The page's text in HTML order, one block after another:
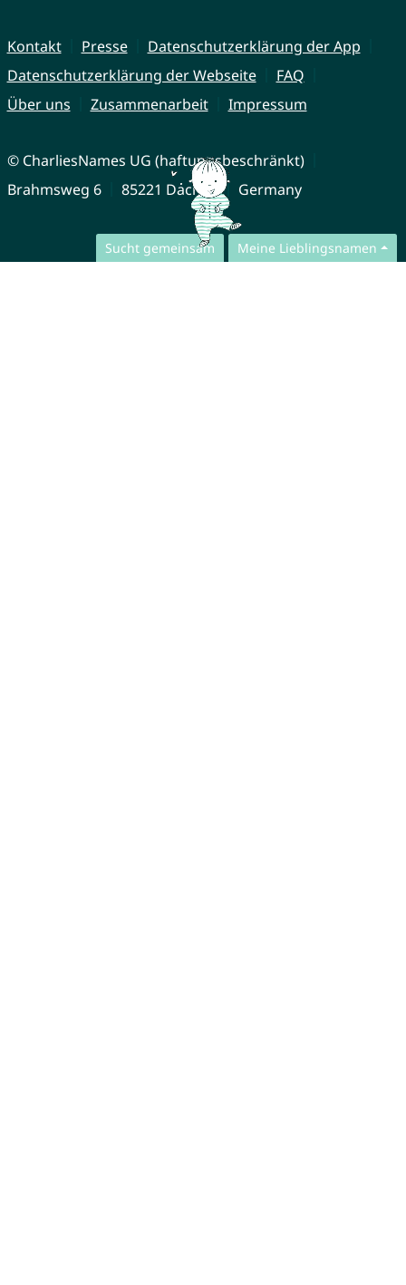
Sucht gemeinsam Meine Lieblingsnamen
Kontakt Presse
Datenschutzerklärung der App
Datenschutzerklärung der Webseite
FAQ
Über uns
Zusammenarbeit Impressum
© CharliesNames UG (haftungsbeschränkt)
Brahmsweg 6
85221 Dachau Germany